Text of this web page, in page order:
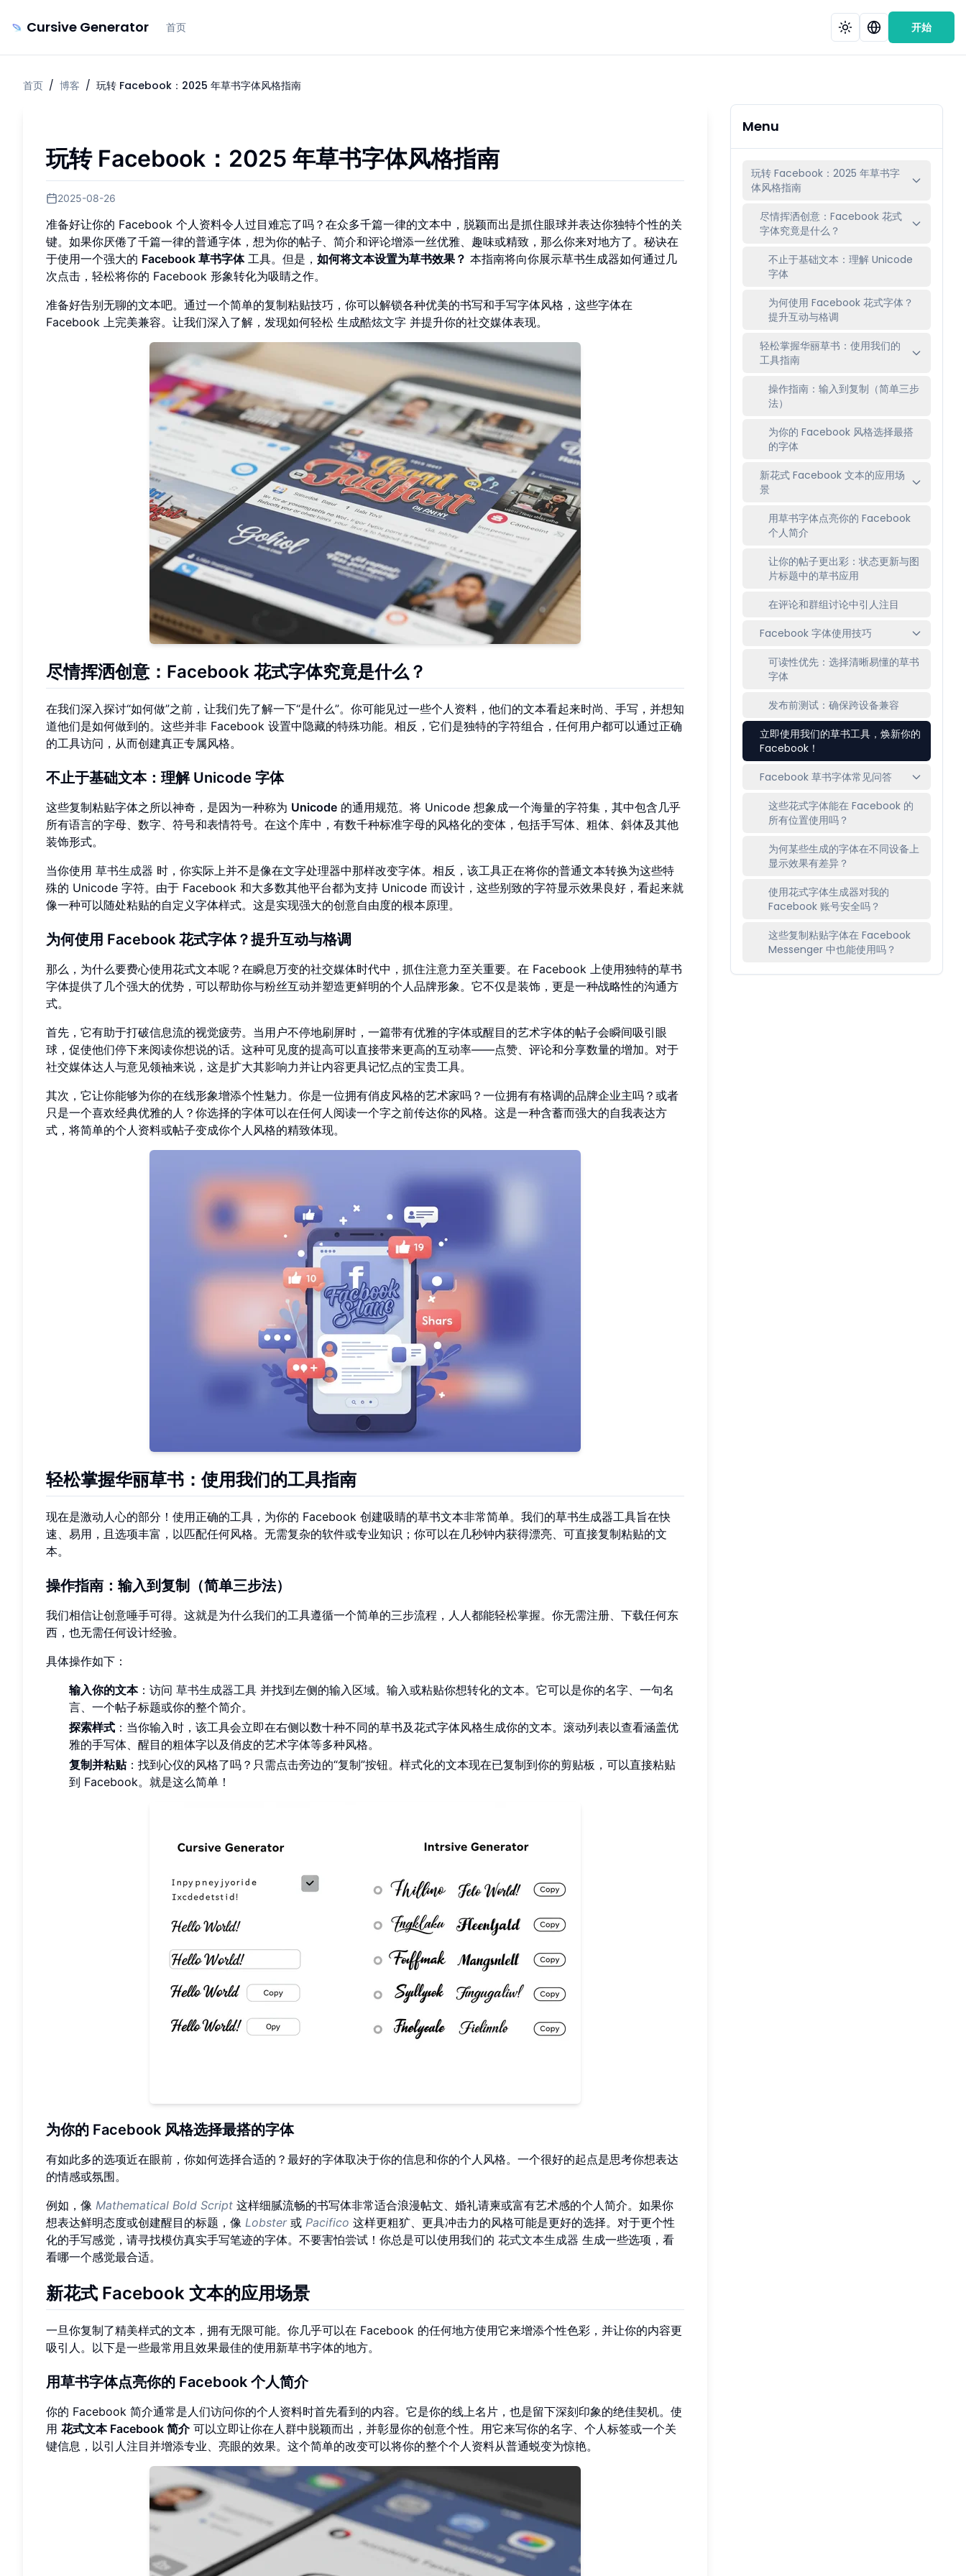
Cursive Generator 首页 开始
首页 / 博客 / 玩转 Facebook：2025 年草书字体风格指南
玩转 Facebook：2025 年草书字体风格指南
2025-08-26
准备好让你的 Facebook 个人资料令人过目难忘了吗？在众多千篇一律的文本中，脱颖而出是抓住眼球并表达你独特个性的关
键。如果你厌倦了千篇一律的普通字体，想为你的帖子、简介和评论增添一丝优雅、趣味或精致，那么你来对地方了。秘诀在
于使用一个强大的 Facebook 草书字体工具。但是， 如何将文本设置为草书效果？ 本指南将向你展示草书生成器如何通过几
次点击，轻松将你的 Facebook 形象转化为吸睛之作。
准备好告别无聊的文本吧。通过一个简单的复制粘贴技巧，你可以解锁各种优美的书写和手写字体风格，这些字体在
Facebook 上完美兼容。让我们深入了解，发现如何轻松 生成酷炫文字 并提升你的社交媒体表现。
尽情挥洒创意：Facebook 花式字体究竟是什么？
在我们深入探讨“如何做”之前，让我们先了解一下“是什么”。你可能见过一些个人资料，他们的文本看起来时尚、手写，并想知
道他们是如何做到的。这些并非 Facebook 设置中隐藏的特殊功能。相反，它们是独特的字符组合，任何用户都可以通过正确
的工具访问，从而创建真正专属风格。
不止于基础文本：理解 Unicode 字体
这些复制粘贴字体之所以神奇，是因为一种称为 Unicode 的通用规范。将 Unicode 想象成一个海量的字符集，其中包含几乎
所有语言的字母、数字、符号和表情符号。在这个库中，有数千种标准字母的风格化的变体，包括手写体、粗体、斜体及其他
装饰形式。
当你使用 草书生成器 时，你实际上并不是像在文字处理器中那样改变字体。相反，该工具正在将你的普通文本转换为这些特
殊的 Unicode 字符。由于 Facebook 和大多数其他平台都为支持 Unicode 而设计，这些别致的字符显示效果良好，看起来就
像一种可以随处粘贴的自定义字体样式。这是实现强大的创意自由度的根本原理。
为何使用 Facebook 花式字体？提升互动与格调
那么，为什么要费心使用花式文本呢？在瞬息万变的社交媒体时代中，抓住注意力至关重要。在 Facebook 上使用独特的草书
字体提供了几个强大的优势，可以帮助你与粉丝互动并塑造更鲜明的个人品牌形象。它不仅是装饰，更是一种战略性的沟通方
式。
首先，它有助于打破信息流的视觉疲劳。当用户不停地刷屏时，一篇带有优雅的字体或醒目的艺术字体的帖子会瞬间吸引眼
球，促使他们停下来阅读你想说的话。这种可见度的提高可以直接带来更高的互动率——点赞、评论和分享数量的增加。对于
社交媒体达人与意见领袖来说，这是扩大其影响力并让内容更具记忆点的宝贵工具。
其次，它让你能够为你的在线形象增添个性魅力。你是一位拥有俏皮风格的艺术家吗？一位拥有有格调的品牌企业主吗？或者
只是一个喜欢经典优雅的人？你选择的字体可以在任何人阅读一个字之前传达你的风格。这是一种含蓄而强大的自我表达方
式，将简单的个人资料或帖子变成你个人风格的精致体现。
轻松掌握华丽草书：使用我们的工具指南
现在是激动人心的部分！使用正确的工具，为你的 Facebook 创建吸睛的草书文本非常简单。我们的草书生成器工具旨在快
速、易用，且选项丰富，以匹配任何风格。无需复杂的软件或专业知识；你可以在几秒钟内获得漂亮、可直接复制粘贴的文
本。
操作指南：输入到复制（简单三步法）
我们相信让创意唾手可得。这就是为什么我们的工具遵循一个简单的三步流程，人人都能轻松掌握。你无需注册、下载任何东
西，也无需任何设计经验。
具体操作如下：
输入你的文本：访问 草书生成器工具 并找到左侧的输入区域。输入或粘贴你想转化的文本。它可以是你的名字、一句名
言、一个帖子标题或你的整个简介。
探索样式 ：当你输入时，该工具会立即在右侧以数十种不同的草书及花式字体风格生成你的文本。滚动列表以查看涵盖优
雅的手写体、醒目的粗体字以及俏皮的艺术字体等多种风格。
复制并粘贴：找到心仪的风格了吗？只需点击旁边的“复制”按钮。样式化的文本现在已复制到你的剪贴板，可以直接粘贴
到 Facebook。就是这么简单！
为你的 Facebook 风格选择最搭的字体
有如此多的选项近在眼前，你如何选择合适的？最好的字体取决于你的信息和你的个人风格。一个很好的起点是思考你想表达
的情感或氛围。
例如，像 Mathematical Bold Script 这样细腻流畅的书写体非常适合浪漫帖文、婚礼请柬或富有艺术感的个人简介。如果你
想表达鲜明态度或创建醒目的标题，像 Lobster或 Pacifico 这样更粗犷、更具冲击力的风格可能是更好的选择。对于更个性
化的手写感觉，请寻找模仿真实手写笔迹的字体。不要害怕尝试！你总是可以使用我们的 花式文本生成器 生成一些选项，看
看哪一个感觉最合适。
新花式 Facebook 文本的应用场景
一旦你复制了精美样式的文本，拥有无限可能。你几乎可以在 Facebook 的任何地方使用它来增添个性色彩，并让你的内容更
吸引人。以下是一些最常用且效果最佳的使用新草书字体的地方。
用草书字体点亮你的 Facebook 个人简介
你的 Facebook 简介通常是人们访问你的个人资料时首先看到的内容。它是你的线上名片，也是留下深刻印象的绝佳契机。使
用 花式文本 Facebook 简介可以立即让你在人群中脱颖而出，并彰显你的创意个性。用它来写你的名字、个人标签或一个关
键信息，以引人注目并增添专业、亮眼的效果。这个简单的改变可以将你的整个个人资料从普通蜕变为惊艳。
Menu
玩转 Facebook：2025 年草书字
体风格指南
尽情挥洒创意：Facebook 花式
字体究竟是什么？
不止于基础文本：理解 Unicode
字体
为何使用 Facebook 花式字体？
提升互动与格调
轻松掌握华丽草书：使用我们的
工具指南
操作指南：输入到复制（简单三步
法）
为你的 Facebook 风格选择最搭
的字体
新花式 Facebook 文本的应用场
景
用草书字体点亮你的 Facebook
个人简介
让你的帖子更出彩：状态更新与图
片标题中的草书应用
在评论和群组讨论中引人注目
Facebook 字体使用技巧
可读性优先：选择清晰易懂的草书
字体
发布前测试：确保跨设备兼容
立即使用我们的草书工具，焕新你的
Facebook！
Facebook 草书字体常见问答
这些花式字体能在 Facebook 的
所有位置使用吗？
为何某些生成的字体在不同设备上
显示效果有差异？
使用花式字体生成器对我的
Facebook 账号安全吗？
这些复制粘贴字体在 Facebook
Messenger 中也能使用吗？